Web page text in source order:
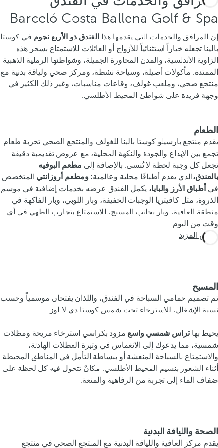
Barceló Costa Ballena Golf & Spa
إن المرافق والخدمات التي يقدمها هذا الفندق ذو الأربع نجوم في كوستا
بالينا تجعله خياراً استثنائياً للأزواج أو العائلات للاستمتاع بسحر هذه
الزاوية الأندلسية، والمدن المجاورة الجميلة، وشواطئها الرملية الذهبية
الممتدة. مأكولات أصيلة، وسياحة نشطة، ومركز صحي ولياقة بدنية مع
منتجع صحي، وملعب غولف، وقاعات مناسبات، وغير ذلك الكثير في
وجهة فريدة على شواطئ المحيط الأطلسي.
الطعام
يقدم منتجع بارسيلو كوستا بالينا للغولف والمنتجع الصحي تجربة طعام
تجمع بين الإبداع والجودة والنكهة المحلية، مع عروض تقديمية دقيقة
تجعل كل وجبة لحظة لا تُنسى. بالإضافة إلى مطعم البوفيه
بالفندق، الذي يقدم أطباقًا محلية وعالمية؛ ومطعم أروزانتي المتخصص
في أطباق الأرز والبايا، يكمل الفندق عرضه بخدمات إضافية في موسم
الذروة، مثل كافيتريا الوجبات الخفيفة، وبار اللوبي، وبار الفاكهة في
منطقة العافية، وبار بجانب المسبح، للاستمتاع بتجارب الطهي في أي
وقت من اليوم.
عرض المزيد
المسبح
تم تصميم حمامي السباحة في الفندق، واللذان يفتحان موسمياً وحسب
نسبة الإشغال، للاسترخاء تحت شمس كوستا دي لا لوز.
يحيط بهاتراس شمسي واسع مزود بكراسي استرخاء مريحة ومظلات
شمسية، مما يدعوك إلى الانغماس في وتيرة العطلات الهادئة،
والاستمتاع بالسباحة المنعشة أو ببساطة التأمل في المناطق المحيطة
أثناء الشعور بنسيم المحيط الأطلسي. مكانٌ تتحول فيه كل لحظة على
ضفاف الماء إلى تجربة من الرفاهية والمتعة.
الصحة واللياقة البدنية
يقدم مركز العافية واللياقة البدنية مع المنتجع الصحي في منتجع